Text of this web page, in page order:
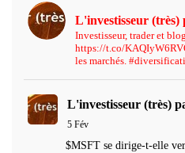
L'investisseur
Investisseur, trader et
https://t.co/
les marchés.
L'investisseur (très)
5 Fév
$MSFT se dirige-t-elle